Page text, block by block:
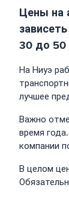
Цены на
30 до 50
На Ниуэ
лучшее
Важно
время
компании
В целом